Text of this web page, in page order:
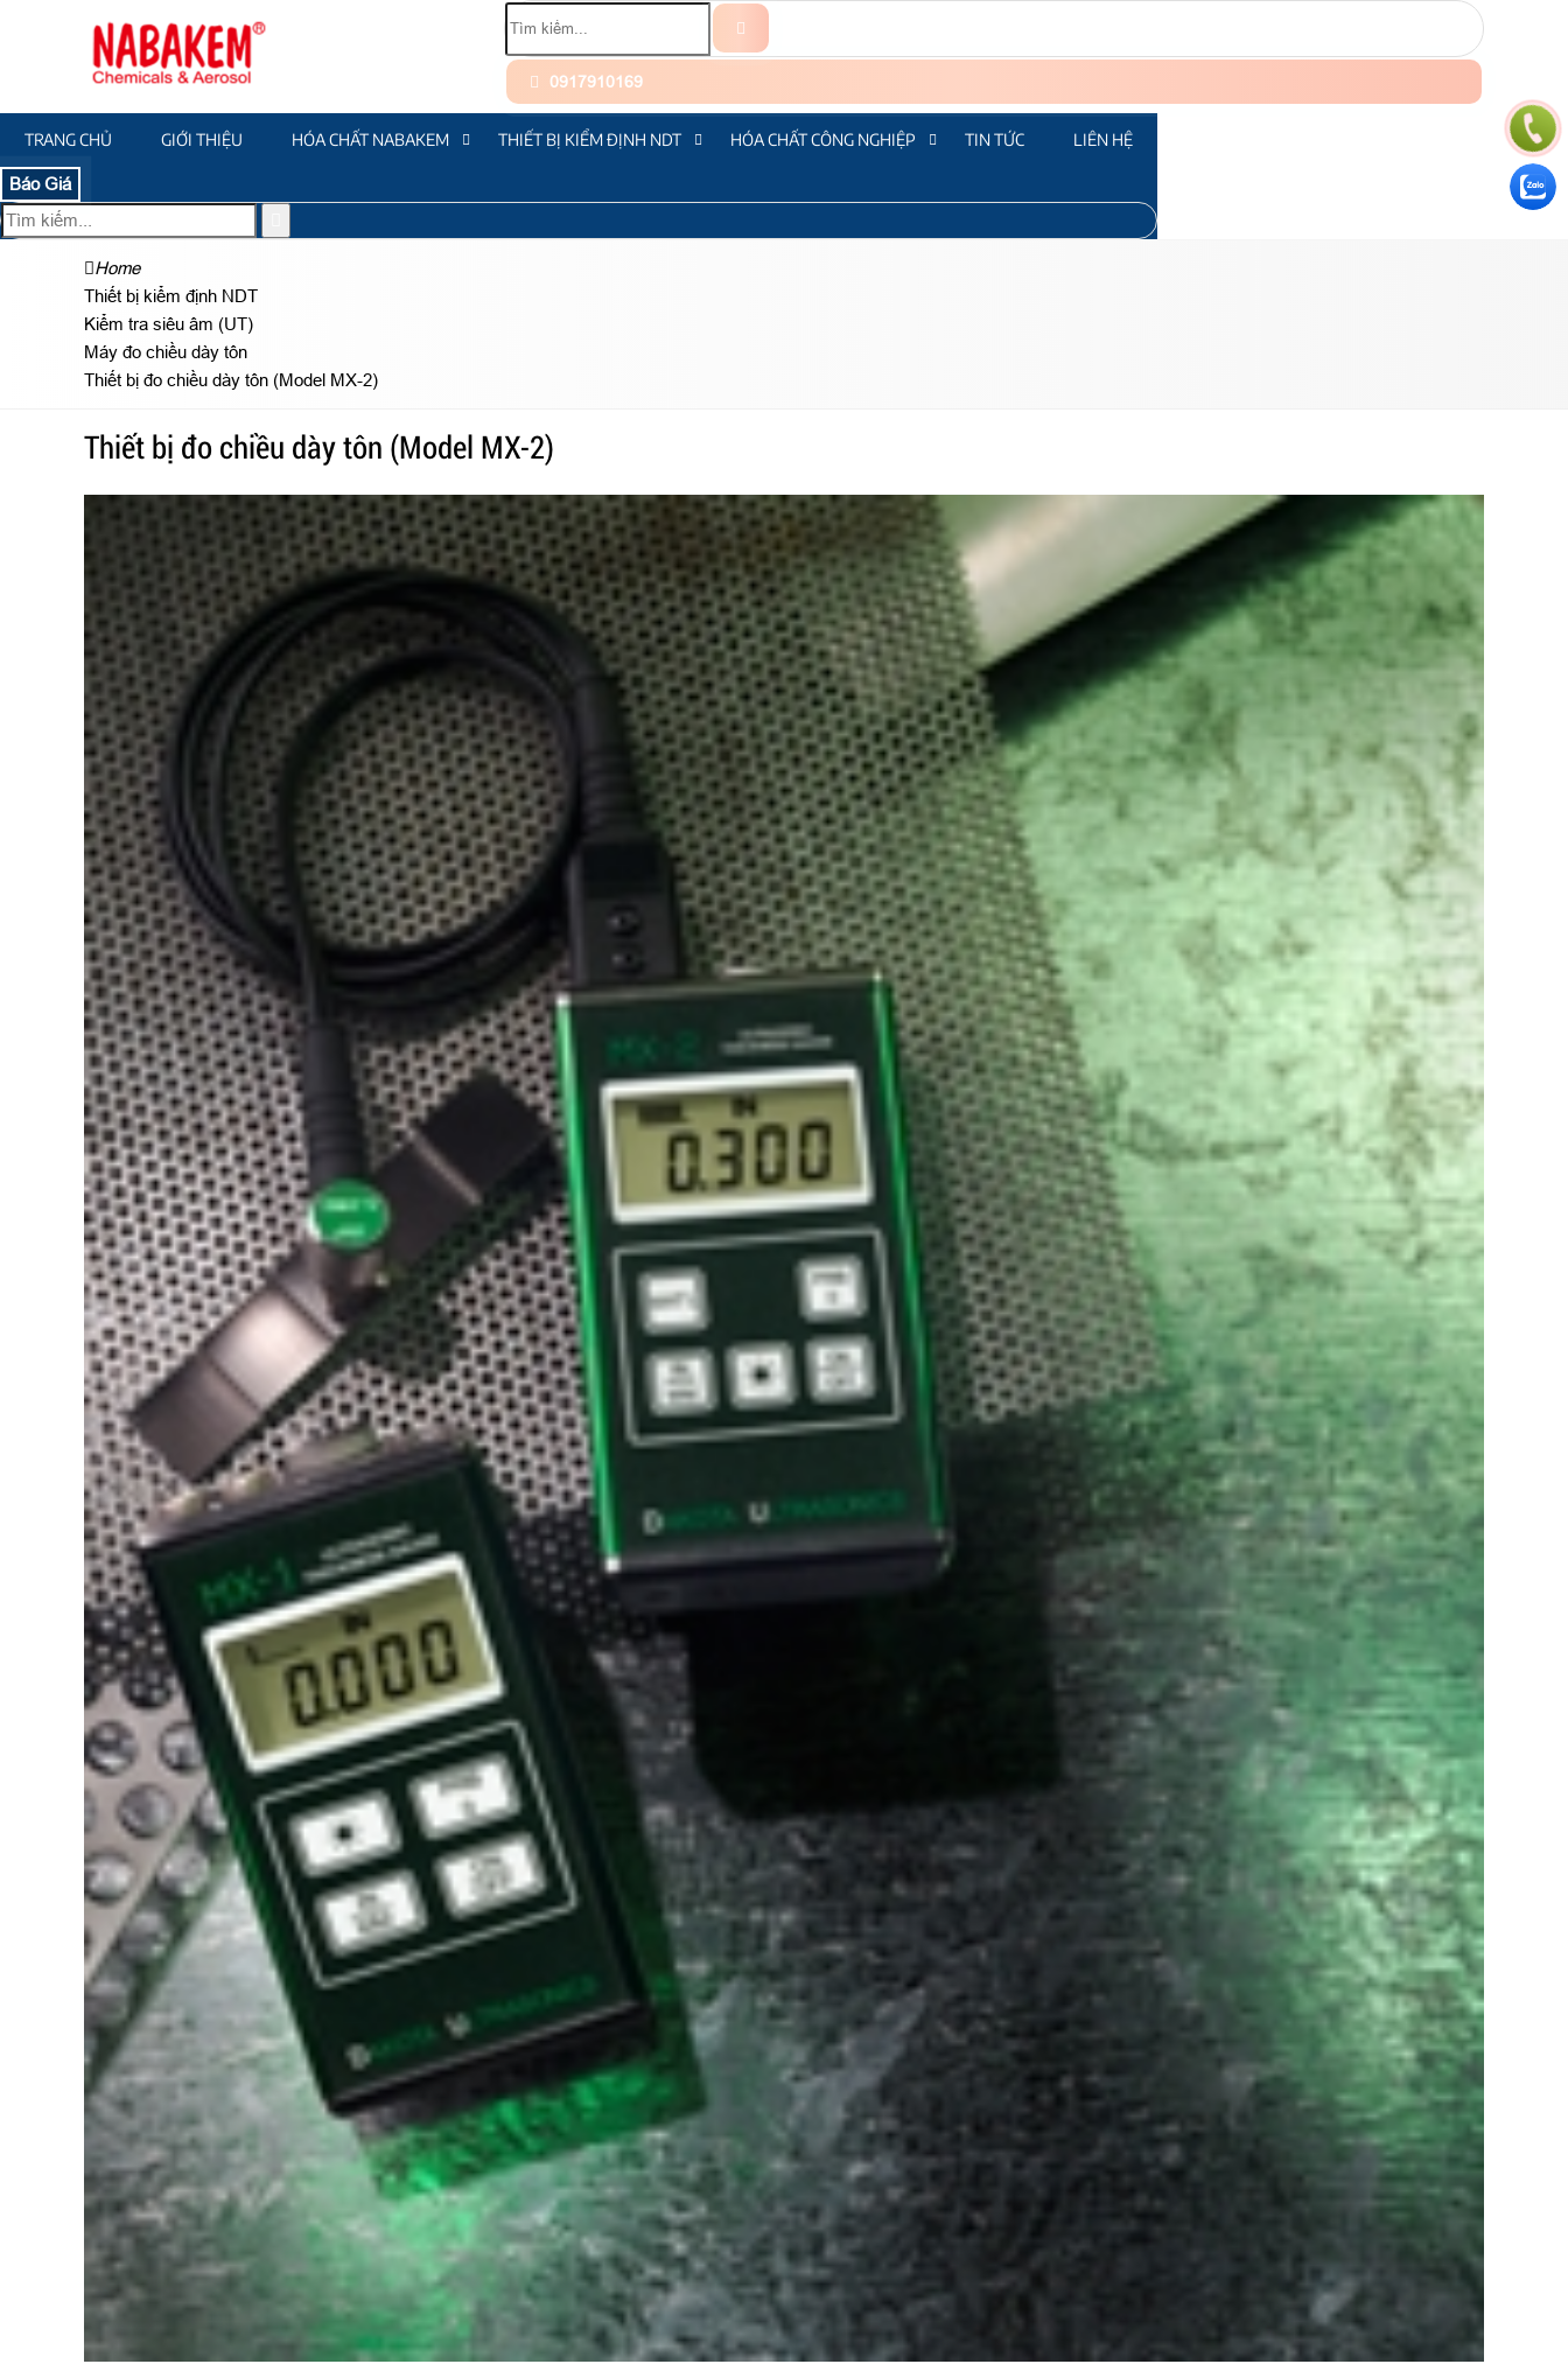
0917910169
TRANG CHỦ GIỚI THIỆU HÓA CHẤT NABAKEM THIẾT BỊ KIỂM ĐỊNH NDT HÓA CHẤT CÔNG NGHIỆP TIN TỨC LIÊN HỆ
Báo Giá
Home
Thiết bị kiểm định NDT
Kiểm tra siêu âm (UT)
Máy đo chiều dày tôn
Thiết bị đo chiều dày tôn (Model MX-2)
Thiết bị đo chiều dày tôn (Model MX-2)